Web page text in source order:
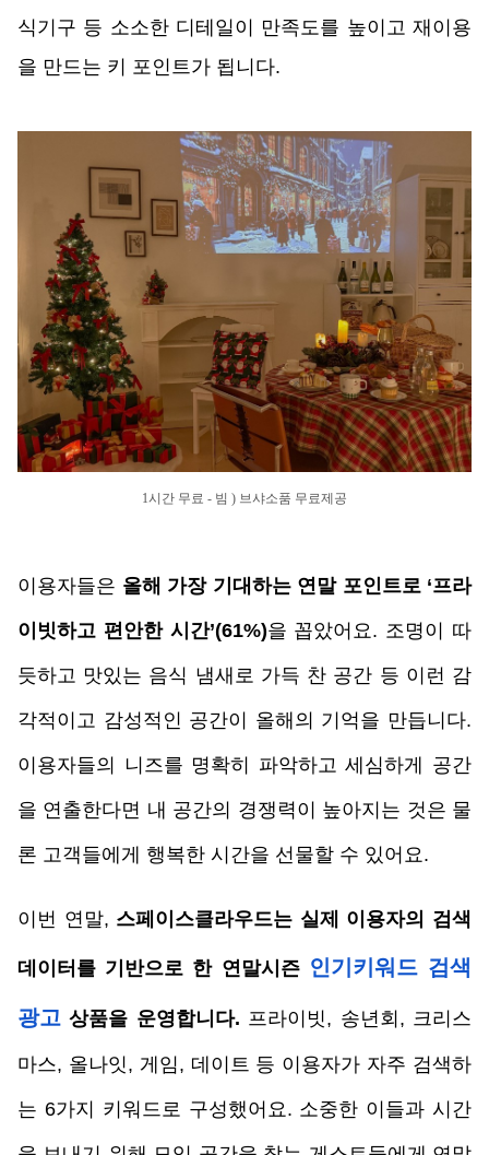
식기구 등 소소한 디테일이 만족도를 높이고 재이용
을 만드는 키 포인트가 됩니다.
1시간 무료 - 빔 ) 브샤소품 무료제공
이용자들은 올해 가장 기대하는 연말 포인트로 ‘프라
이빗하고 편안한 시간’(61%)을 꼽았어요. 조명이 따
듯하고 맛있는 음식 냄새로 가득 찬 공간 등 이런 감
각적이고 감성적인 공간이 올해의 기억을 만듭니다.
이용자들의 니즈를 명확히 파악하고 세심하게 공간
을 연출한다면 내 공간의 경쟁력이 높아지는 것은 물
론 고객들에게 행복한 시간을 선물할 수 있어요.
이번 연말, 스페이스클라우드는 실제 이용자의 검색
데이터를 기반으로 한 연말시즌 인기키워드 검색
광고 상품을 운영합니다. 프라이빗, 송년회, 크리스
마스, 올나잇, 게임, 데이트 등 이용자가 자주 검색하
는 6가지 키워드로 구성했어요. 소중한 이들과 시간